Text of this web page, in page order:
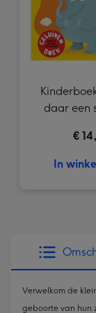
daar een
€
In
Verwelkom de
geboorte van hun